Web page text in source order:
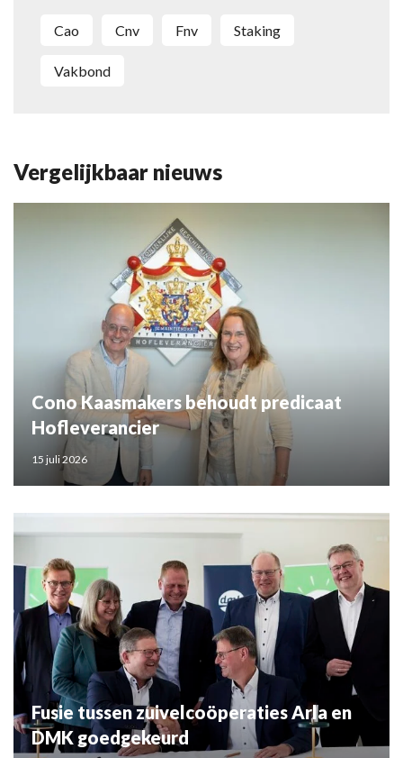
cao cnv fnv staking
vakbond
Vergelijkbaar nieuws
Cono Kaasmakers behoudt predicaat
Hofleverancier
15 juli 2026
Fusie tussen zuivelcoöperaties Arla en
DMK goedgekeurd